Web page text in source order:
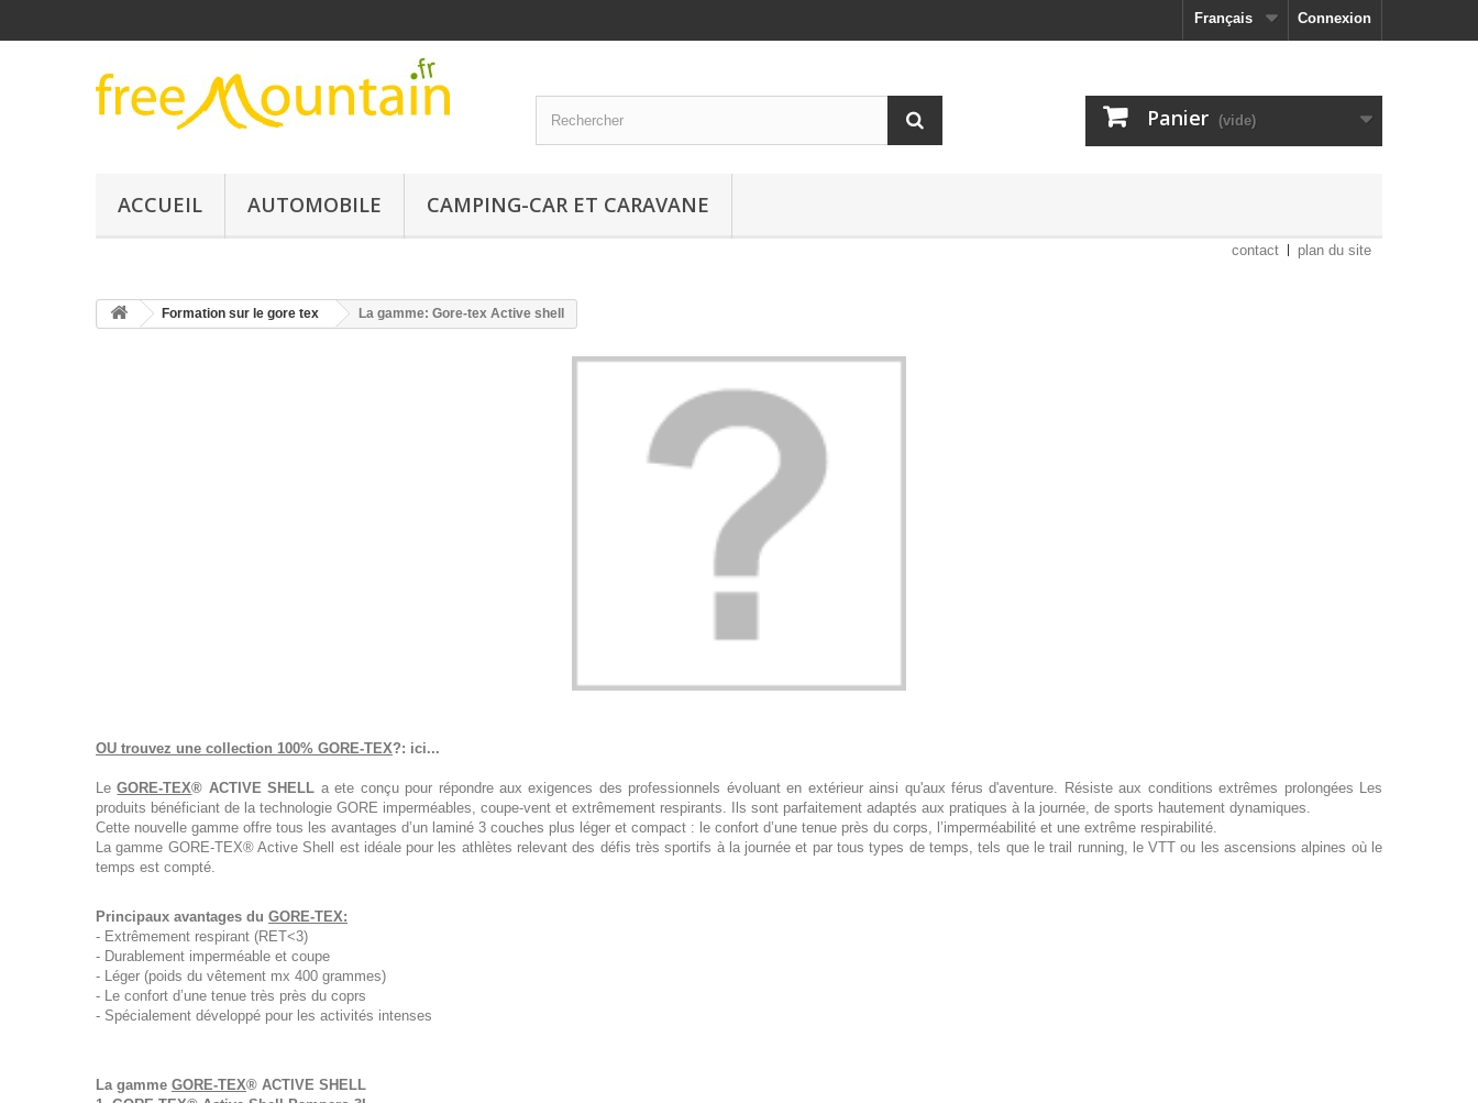
Connexion
Français
Panier (vide)
ACCUEIL AUTOMOBILE CAMPING-CAR ET CARAVANE
contact plan du site
Formation sur le gore tex La gamme: Gore-tex Active shell
OU trouvez une collection 100% GORE-TEX?: ici...
LeGORE-TEX® ACTIVE SHELL a ete conçu pour répondre aux exigences des professionnels évoluant en extérieur ainsi qu'aux férus d'aventure. Résiste aux conditions extrêmes prolongées Les
produits bénéficiant de la technologie GORE imperméables, coupe-vent et extrêmement respirants. Ils sont parfaitement adaptés aux pratiques à la journée, de sports hautement dynamiques.
Cette nouvelle gamme offre tous les avantages d’un laminé 3 couches plus léger et compact : le confort d’une tenue près du corps, l’imperméabilité et une extrême respirabilité.
La gamme GORE-TEX® Active Shell est idéale pour les athlètes relevant des défis très sportifs à la journée et par tous types de temps, tels que le trail running, le VTT ou les ascensions alpines où le
temps est compté.
Principaux avantages du GORE-TEX:
- Extrêmement respirant (RET<3)
- Durablement imperméable et coupe
- Léger (poids du vêtement mx 400 grammes)
- Le confort d’une tenue très près du coprs
- Spécialement développé pour les activités intenses
La gamme GORE-TEX® ACTIVE SHELL